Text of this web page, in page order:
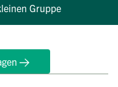
Gruppe
TermineFAQ